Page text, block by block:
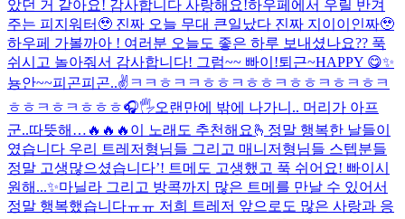
았던 거 같아요! 감사합니다 사랑해요!하우페에서 우릴 반겨
주는 피지워터🥹 진짜 오늘 무대 큰일났다 진짜 지이이인짜🥹
하우페 가볼까아 ! 여러분 오늘도 좋은 하루 보내셨나요?? 푹
쉬시고 놀아줘서 감사합니다! 그럼~~ 빠이!퇴근~HAPPY 😋✨
뇽안~~피곤피곤..✌️ ㅋㅋㅎㅋㅋㅎㅎㅋㅎㅎㅋㅎㅎㅋㅎㅋㅎㅋ
ㅎㅎㅋㅎㅋㅎㅎㅎ🎧🖐오랜만에 밖에 나가니.. 머리가 아프
군..따뜻해… 🔥🔥🔥 이 노래도 추천해요🫰 정말 행복한 날들이
였습니다 우리 트레저형님들 그리고 매니저형님들 스텝분들
정말 고생많으셨습니다’! 트메도 고생했고 푹 쉬어요! 빠이 시
원해...✨마닐라 그리고 방콕까지 많은 트메를 만날 수 있어서
정말 행복했습니다ㅠㅠ 저희 트레저 앞으로도 많은 사랑과 응